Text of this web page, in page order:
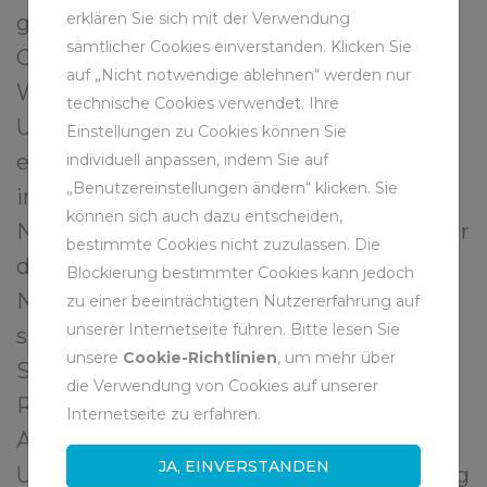
geführt – darunter Anwohner, Kunden,
Gewerkschafter, Politiker,
Wissenschaftler sowie Mitglieder von
Umweltgruppen. Das Unternehmen
entwickelte aus diesen Dialogen
insgesamt zehn Handlungsfelder der
Nachhaltigkeit, die auch die Grundlage für
den vorliegenden, aktualisierten
Nachhaltigkeitsbericht bilden. Die RAG
steht in ständigem Kontakt zu ihren
Stakeholdern. Den jeweils aktuellen
Rückmeldungen und Bedürfnissen der
Anspruchsgruppen trägt das
Unternehmen in seiner Berichterstattung
erklären Sie sich mit der Verwendung
sämtlicher Cookies einverstanden. Klicken Sie
auf „Nicht notwendige ablehnen“ werden nur
technische Cookies verwendet. Ihre
Einstellungen zu Cookies können Sie
individuell anpassen, indem Sie auf
„Benutzereinstellungen ändern“ klicken. Sie
können sich auch dazu entscheiden,
bestimmte Cookies nicht zuzulassen. Die
Blockierung bestimmter Cookies kann jedoch
zu einer beeinträchtigten Nutzererfahrung auf
unserer Internetseite führen. Bitte lesen Sie
unsere Cookie-Richtlinien, um mehr über
die Verwendung von Cookies auf unserer
Internetseite zu erfahren.
JA, EINVERSTANDEN